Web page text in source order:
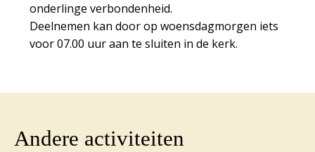
onderlinge verbondenheid.
Deelnemen kan door op woensdagmorgen iets
voor 07.00 uur aan te sluiten in de kerk.
Andere activiteiten